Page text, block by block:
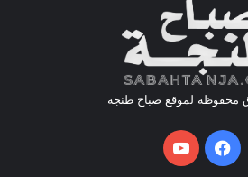
محفوظة لموقع صباح طنجة
فيسبوكيوتيوب